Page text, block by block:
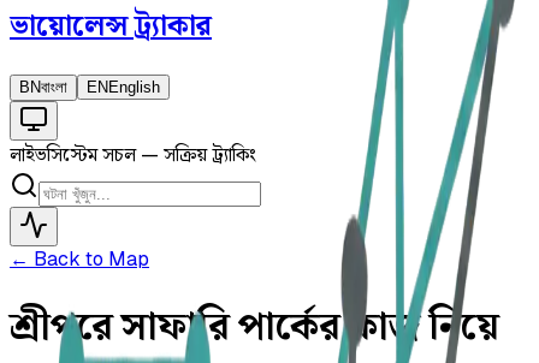
ভায়োলেন্সট্র্যাকার
BNবাংলা EN English
লাইভসিস্টেম সচল — সক্রিয় ট্র্যাকিং
← Back to Map
শ্রীপুরে সাফারি পার্কের কাজ নিয়ে